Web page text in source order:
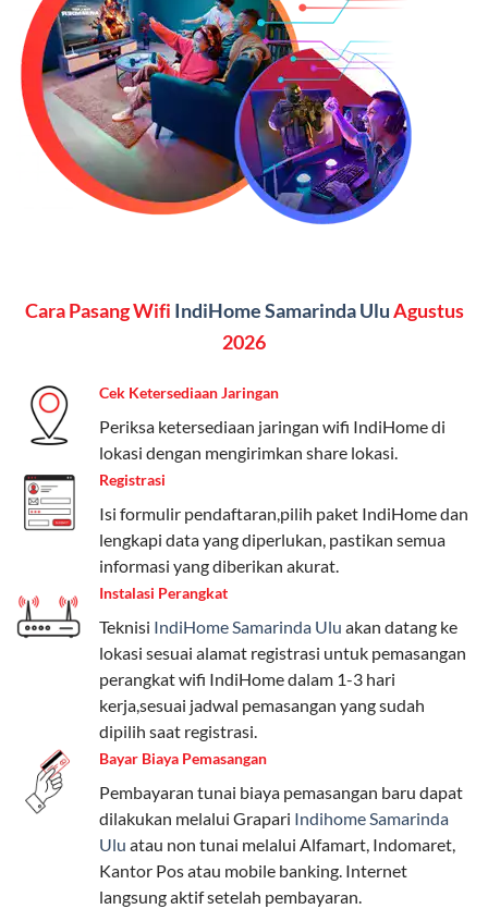
Vidio, WeTV, Disney+, dll.), dan paket TV 82 channel
(untuk beberapa pilihan).
Kelebihan:Paket lengkap untuk pengguna yang
menginginkan internet, komunikasi, dan hiburan
(streaming & TV) dalam satu paket.
Paket Dynamic IP
keluarga, nelpon & SMS semua operator, dan akses
Disney+ (untuk paket tertentu).
koneksi internet cepat dan stabil dengan fleksibilitas
kuota. Pilihan harga bervariasi sesuai kebutuhan.
Telkomsel One menyediakan pilihan paket yang
beragam, mulai dari paket hemat hingga premium.
Pengguna bisa memilih sesuai kebutuhan, baik untuk
internet, komunikasi, atau hiburan.
Paket Easy cocok untuk kebutuhan dasar, Paket
Complete untuk yang menginginkan fitur lengkap,
dan Paket Dynamic IP untuk pengguna yang
memprioritaskan kecepatan internet tinggi.
Paket Telkomsel One dengan Kuota Keluarga
Salah satu fitur unggulan Telkomsel One adalah Paket
Kuota Keluarga. Dengan kuota hingga 30 GB, Anda
bisa membagikan internet kepada anggota keluarga
atau teman tanpa perlu khawatir kehabisan kuota.
Berikut adalah detailnya:
Cara Pasang Wifi IndiHome Samarinda UluAgustus
2026
Cek Ketersediaan Jaringan
Periksa ketersediaan jaringan wifi IndiHome di
lokasi dengan mengirimkan share lokasi.
Registrasi
Isi formulir pendaftaran,pilih paket IndiHome dan
lengkapi data yang diperlukan, pastikan semua
informasi yang diberikan akurat.
Instalasi Perangkat
Teknisi IndiHome Samarinda Ulu akan datang ke
lokasi sesuai alamat registrasi untuk pemasangan
perangkat wifi IndiHome dalam 1-3 hari
kerja,sesuai jadwal pemasangan yang sudah
dipilih saat registrasi.
Bayar Biaya Pemasangan
Pembayaran tunai biaya pemasangan baru dapat
dilakukan melalui Grapari Indihome Samarinda
Ulu atau non tunai melalui Alfamart, Indomaret,
Kantor Pos atau mobile banking. Internet
langsung aktif setelah pembayaran.